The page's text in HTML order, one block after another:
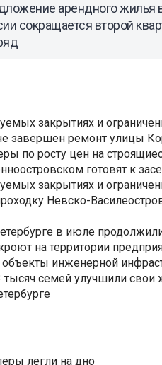
арендного жилья
сокращается второй
закрытиях и
завершен ремонт улицы
по росту цен на
готовят к
закрытиях и
Невско-
в июле
на территории
инженерной
тысяч семей улучшили
легли на дно